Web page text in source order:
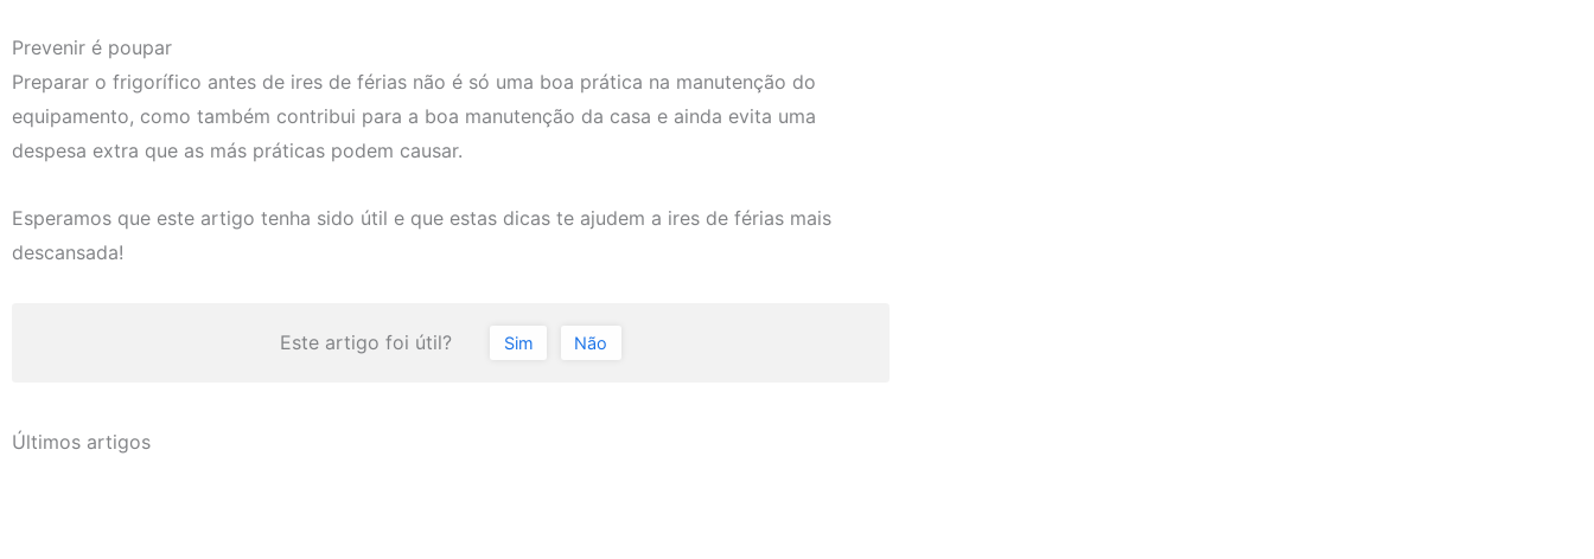
Prevenir é poupar
Preparar o frigorífico antes de ires de férias não é só uma boa prática na manutenção do
equipamento, como também contribui para a boa manutenção da casa e ainda evita uma
despesa extra que as más práticas podem causar.
Esperamos que este artigo tenha sido útil e que estas dicas te ajudem a ires de férias mais
descansada!
Este artigo foi útil? Sim Não
Últimos artigos